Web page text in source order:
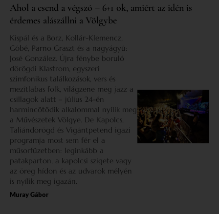
Ahol a csend a végszó – 6+1 ok, amiért az idén is
érdemes alászállni a Völgybe
Kispál és a Borz, Kollár-Klemencz,
Góbé, Parno Graszt és a nagyágyú:
José González. Újra fénybe boruló
dörögdi Klastrom, egyszeri
szimfonikus találkozások, vers és
mezítlábas folk, világzene meg jazz a
csillagok alatt – július 24-én
harmincötödik alkalommal nyílik meg
a Művészetek Völgye. De Kapolcs,
Taliándörögd és Vigántpetend igazi
programja most sem fér el a
műsorfüzetben: leginkább a
patakparton, a kapolcsi szigete vagy
az öreg hídon és az udvarok mélyén
is nyílik meg igazán.
Muray Gábor